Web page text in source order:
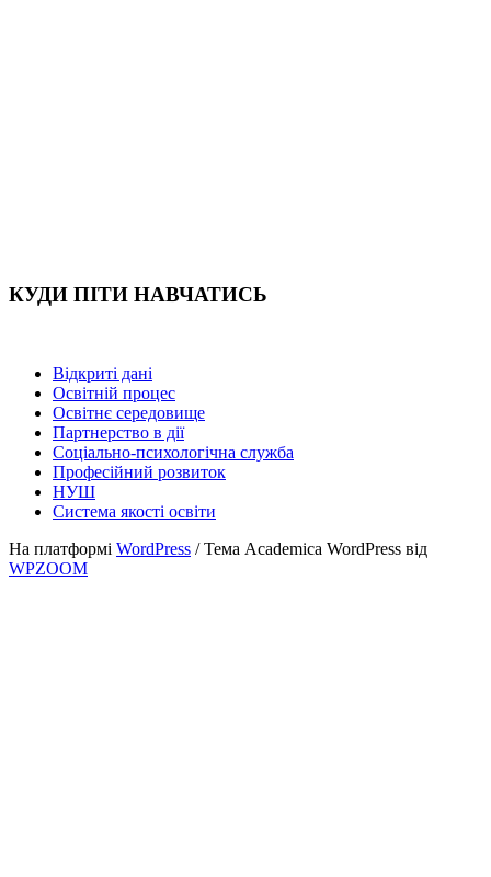
КУДИ ПІТИ НАВЧАТИСЬ
Відкриті дані
Освітній процес
Освітнє середовище
Партнерство в дії
Соціально-психологічна служба
Професійний розвиток
НУШ
Система якості освіти
На платформі WordPress / Тема Academica WordPress від
WPZOOM